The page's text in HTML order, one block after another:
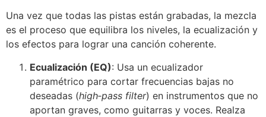
Una vez que todas las pistas están grabadas, la mezcla
es el proceso que equilibra los niveles, la ecualización y
los efectos para lograr una canción coherente.
Ecualización (EQ): Usa un ecualizador
paramétrico para cortar frecuencias bajas no
deseadas (high‑pass filter) en instrumentos que no
aportan graves, como guitarras y voces. Realza